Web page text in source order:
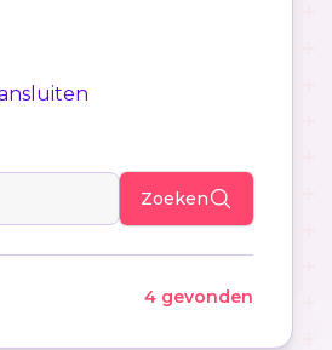
Zoeken
4 gevonden